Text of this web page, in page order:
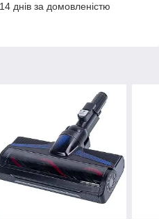
днів за домовленістю